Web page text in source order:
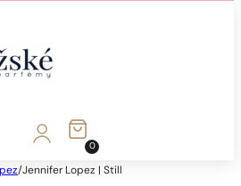
0
/Jennifer Lopez | Still